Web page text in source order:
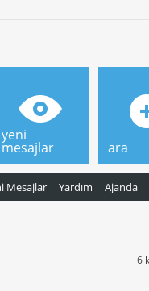
Mesajlar Yardım Ajanda
yeni
mesajlar ara
6